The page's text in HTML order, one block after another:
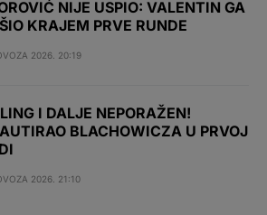
NIJE USPIO: VALENTIN GA
KRAJEM PRVE RUNDE
2026. 20:19
I DALJE NEPORAŽEN!
BLACHOWICZA U PRVOJ
2026. 21:10